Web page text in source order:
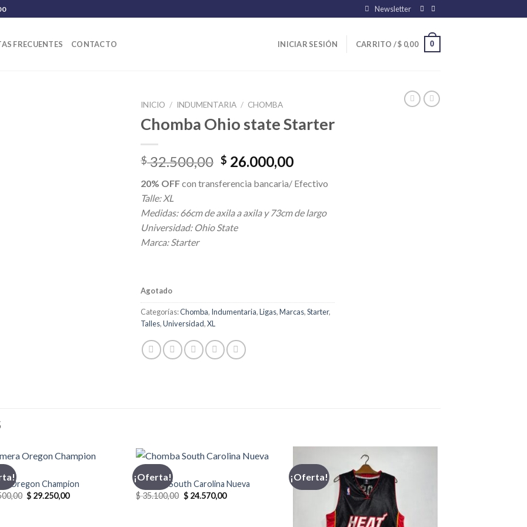
Newsletter
FRECUENTES CONTACTO INICIAR SESIÓN CARRITO /$ 0,00 0
INICIO / INDUMENTARIA / CHOMBA
Chomba Ohio state Starter
$32.500,00 El
original
$ 32.500,00.
$ 26.000,00El
actual
$ 26.000,00.
20% OFFcon transferencia bancaria/ Efectivo
Talle: XL
Medidas: 66cm de axila a axila y 73cm de largo
Universidad: Ohio State
Marca: Starter
Agotado
Categorías:Chomba, Indumentaria,Ligas,Marcas,Starter,
Talles,Universidad,XL
Oregon Champion
El
precio
$ 29.250,00El
¡Oferta!
CHOMBA
Chomba South Carolina Nueva
$35.100,00 El
precio
$24.570,00El
¡Oferta!